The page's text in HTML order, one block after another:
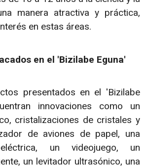
manera atractiva y práctica,
en estas áreas.
en el 'Bizilabe Eguna'
presentados en el 'Bizilabe
innovaciones como un
cristalizaciones de cristales y
de aviones de papel, una
un videojuego, un
un levitador ultrasónico, una